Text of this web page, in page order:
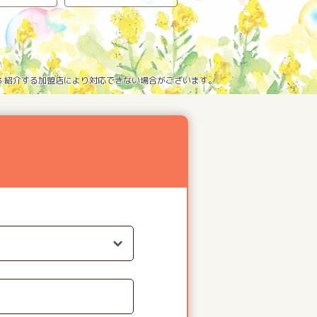
する加盟店により対応できない場合がございます。